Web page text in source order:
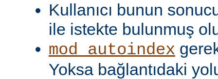
Kullanıcı bunun
ile istekte bulunmuş
mod_autoindex
Yoksa bağlantıdaki